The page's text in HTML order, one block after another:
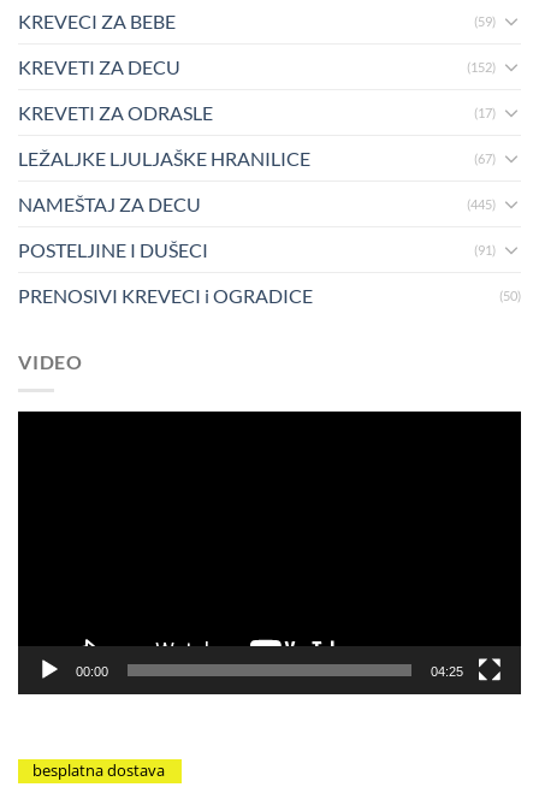
KREVECI ZA BEBE (59)
KREVETI ZA DECU (152)
KREVETI ZA ODRASLE (17)
LEŽALJKE LJULJAŠKE HRANILICE (67)
NAMEŠTAJ ZA DECU (445)
POSTELJINE I DUŠECI (91)
PRENOSIVI KREVECI i OGRADICE (50)
VIDEO
00:00 04:25
besplatna dostava